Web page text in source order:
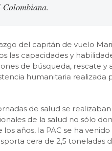
del capitán de vuelo
las capacidades y
de búsqueda, rescate
humanitaria realizada
de salud se
de la salud no sólo
los años, la PAC se ha
cera de 2,5 toneladas